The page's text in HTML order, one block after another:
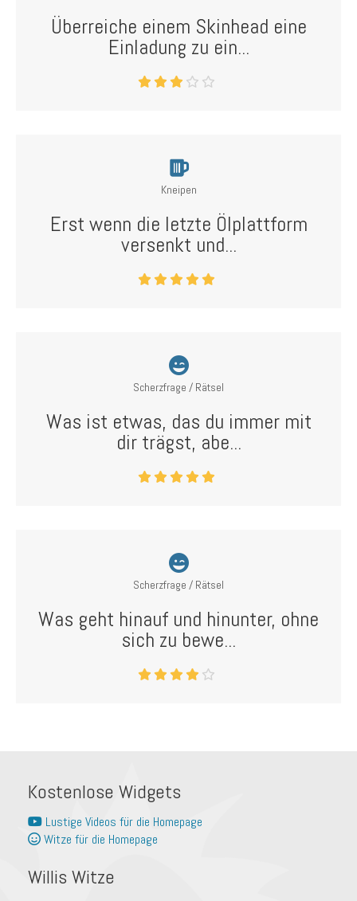
Überreiche einem Skinhead eine
Einladung zu ein...
Kneipen
Erst wenn die letzte Ölplattform
versenkt und...
Scherzfrage / Rätsel
Was ist etwas, das du immer mit
dir trägst, abe...
Scherzfrage / Rätsel
Was geht hinauf und hinunter, ohne
sich zu bewe...
Kostenlose Widgets
Lustige Videos für die Homepage
Witze für die Homepage
Willis Witze